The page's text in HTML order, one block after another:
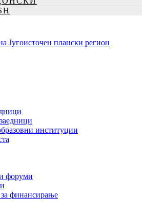
институции
форуми
финансирање